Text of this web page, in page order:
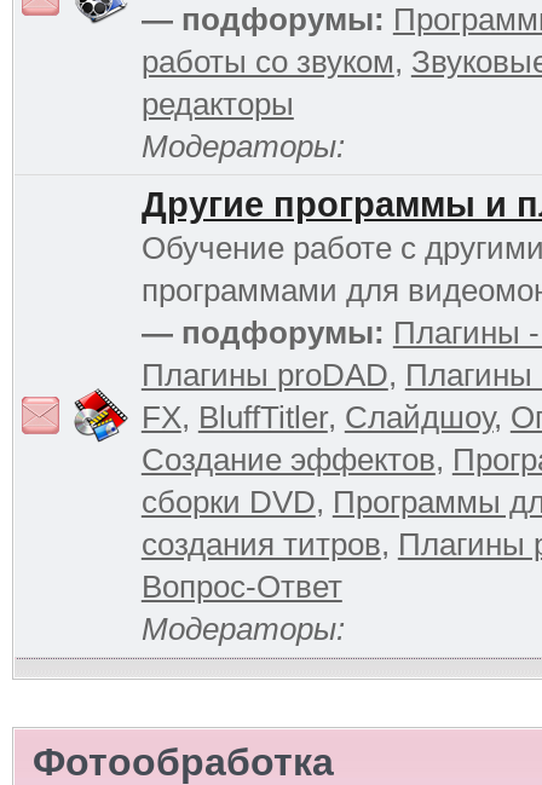
— подфорумы:
работы со звуком,
редакторы
Модераторы:
Другие программы и
Обучение работе с
программами для
— подфорумы: Плагины
Плагины proDAD, Плагины
FX, BluffTitler, Слайдшоу,
Создание эффектов,
сборки DVD, Программы
создания титров, Плагины
Вопрос-Ответ
Модераторы:
Фотообработка